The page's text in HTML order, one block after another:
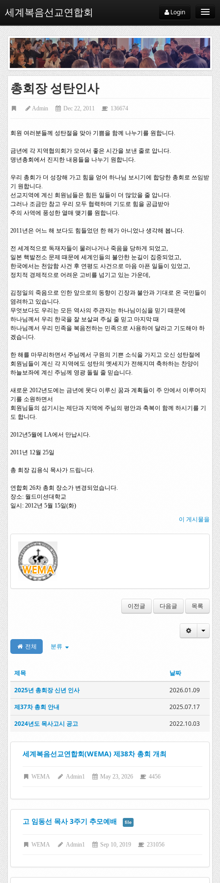
세계복음선교연합회 Login
WEMA
WEMA소개
WEMA약사
지교회
선교기관
지역협의회
선교
선교지소식
선교기도제목
커뮤니티
WEMA Gallery
RESOURCES
목사 및 장로안수에 관한 시행세칙
양식다운로드
WEMA뉴스레터
월드미션대학교
총회장 성탄인사
Admin Dec 22, 2011 136674
회원 여러분들께 성탄절을 맞아 기쁨을 함께 나누기를 원합니다.
금년에 각 지역협의회가 모여서 좋은 시간을 보낸 줄로 압니다.
명년총회에서 진지한 내용들을 나누기 원합니다.
우리 총회가 더 성장해 가고 힘을 얻어 하나님 보시기에 합당한 총회로 쓰임받
기 원합니다.
선교지역에 계신 회원님들은 힘든 일들이 더 많았을 줄 압니다.
그러나 조금만 참고 우리 모두 협력하며 기도로 힘을 공급받아
주의 사역에 풍성한 열매 맺기를 원합니다.
2011년은 어느 해 보다도 힘들었던 한 해가 아니었나 생각해 봅니다.
전 세계적으로 독재자들이 물러나거나 죽음을 당하게 되었고,
일본 핵발전소 문제 때문에 세계인들의 불안한 눈길이 집중되었고,
한국에서는 천암함 사건 후 연평도 사건으로 마음 아픈 일들이 있었고,
정치적 경제적으로 어려운 고비를 넘기고 있는 가운데,
김정일의 죽음으로 인한 앞으로의 동향이 긴장과 불안과 기대로 온 국민들이
염려하고 있습니다.
무엇보다도 우리는 모든 역사의 주관자는 하나님이심을 믿기 때문에
하나님께서 우리 한국을 잘 보살펴 주실 줄 믿고 마지막 때
하나님께서 우리 민족을 복음전하는 민족으로 사용하여 달라고 기도해야 하
겠습니다.
한 해를 마무리하면서 주님께서 구원의 기쁜 소식을 가지고 오신 성탄절에
회원님들이 계신 각 지역에도 성탄의 멧세지가 전해지며 축하하는 찬양이
하늘보좌에 계신 주님께 영광 돌릴 줄 믿습니다.
새로운 2012년도에는 금년에 못다 이루신 꿈과 계획들이 주 안에서 이루어지
기를 소원하면서
회원님들의 섬기시는 제단과 지역에 주님의 평안과 축복이 함께 하시기를 기
도 합니다.
2012년5월에 LA에서 만납시다.
2011년 12월 25일
총 회장 김용식 목사가 드립니다.
연합회 26차 총회 장소가 변경되었습니다.
장소: 월드미션대학교
일시: 2012년 5월 15일(화)
이 게시물을
이전글 다음글 목록
전체
분류
제목 날짜
2025년 총회장 신년 인사
2026.01.09
제37차 총회 안내
2025.07.17
2024년도 목사고시 공고
2022.10.03
세계복음선교연합회(WEMA) 제38차 총회 개최
WEMA Admin1 May 23, 2026 4456
고 임동선 목사 3주기 추모예배 file
WEMA Admin1 Sep 10, 2019 231056